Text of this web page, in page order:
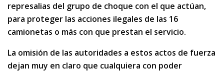
represalias del grupo de choque con el que actúan,
para proteger las acciones ilegales de las 16
camionetas o más con que prestan el servicio.
La omisión de las autoridades a estos actos de fuerza
dejan muy en claro que cualquiera con poder